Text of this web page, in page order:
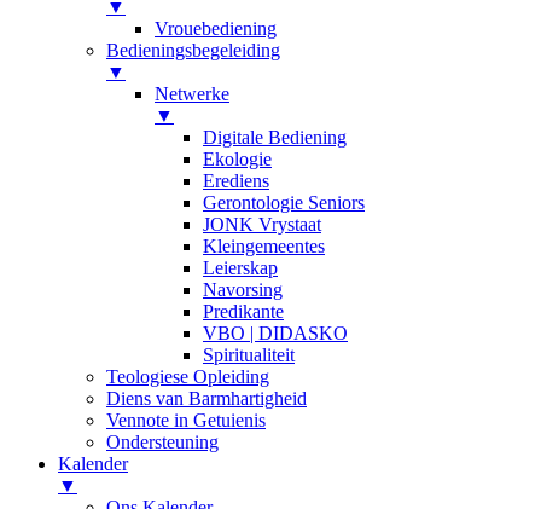
▼
Vrouebediening
Bedieningsbegeleiding
▼
Netwerke
▼
Digitale Bediening
Ekologie
Erediens
Gerontologie Seniors
JONK Vrystaat
Kleingemeentes
Leierskap
Navorsing
Predikante
VBO | DIDASKO
Spiritualiteit
Teologiese Opleiding
Diens van Barmhartigheid
Vennote in Getuienis
Ondersteuning
Kalender
▼